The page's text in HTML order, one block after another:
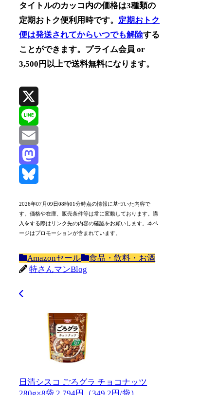
タイトルのカッコ内の価格は3種類の
定期おトク便利用時です。 定期おトク
便は発送されてからいつでも解除する
ことができます。プライム会員 or
3,500円以上で送料無料になります。
X
Line
Email
Mastodon
2026年07月09日08時01分時点の情報に基づいた内容で
す。価格や在庫、販売条件等は常に変動しております。購
入をする際はリンク先の内容の確認をお願いします。本ペ
ージはプロモーションが含まれています。
Amazonセール
食品・飲料・お酒
特さんマンBlog
日清シスコ ごろグラ チョコナッツ